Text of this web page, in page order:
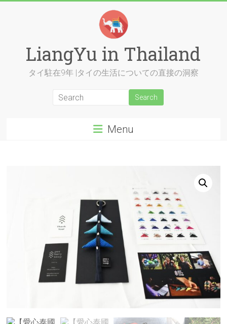
LiangYu in Thailand
タイ駐在9年 |タイの生活についての直接の洞察
Menu